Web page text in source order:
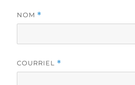
NOM *
COURRIEL *